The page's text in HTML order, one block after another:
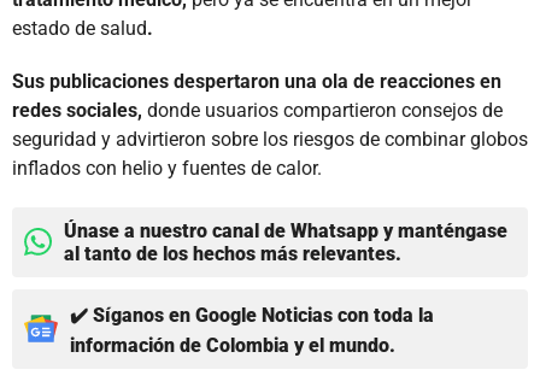
estado de salud.
Sus publicaciones despertaron una ola de reacciones en
redes sociales, donde usuarios compartieron consejos de
seguridad y advirtieron sobre los riesgos de combinar globos
inflados con helio y fuentes de calor.
Únase a nuestro canal de Whatsapp y manténgase
al tanto de los hechos más relevantes.
✔️ Síganos en Google Noticias con toda la
información de Colombia y el mundo.